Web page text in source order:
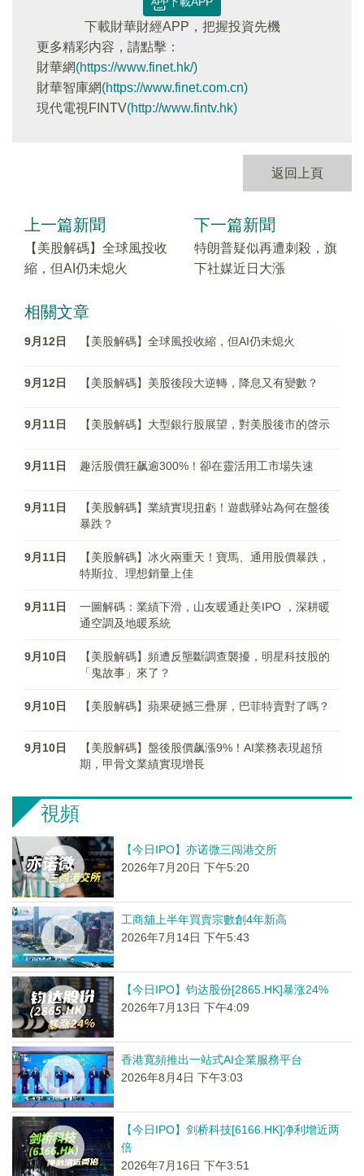
下載財華財經APP，把握投資先機
更多精彩内容，請點擊：
財華網(https://www.finet.hk/)
財華智庫網(https://www.finet.com.cn)
現代電視FINTV(http://www.fintv.hk)
返回上頁
上一篇新聞
【美股解碼】全球風投收
縮，但AI仍未熄火
下一篇新聞
特朗普疑似再遭刺殺，旗
下社媒近日大漲
相關文章
9月12日 【美股解碼】全球風投收縮，但AI仍未熄火
9月12日 【美股解碼】美股後段大逆轉，降息又有變數？
9月11日 【美股解碼】大型銀行股展望，對美股後市的啓示
9月11日 趣活股價狂飙逾300%！卻在靈活用工市場失速
9月11日
【美股解碼】業績實現扭虧！遊戲驿站為何在盤後
暴跌？
9月11日
【美股解碼】冰火兩重天！寶馬、通用股價暴跌，
特斯拉、理想銷量上佳
9月11日
一圖解碼：業績下滑，山友暖通赴美IPO ，深耕暖
通空調及地暖系統
9月10日
【美股解碼】頻遭反壟斷調查襲擾，明星科技股的
「鬼故事」來了？
9月10日 【美股解碼】蘋果硬撼三疊屏，巴菲特賣對了嗎？
9月10日
【美股解碼】盤後股價飙漲9%！AI業務表現超預
期，甲骨文業績實現增長
視頻
【今日IPO】亦诺微三闯港交所
2026年7月20日 下午5:20
工商舖上半年買賣宗數創4年新高
2026年7月14日 下午5:43
【今日IPO】钧达股份[2865.HK]暴涨24%
2026年7月13日 下午4:09
香港寬頻推出一站式AI企業服務平台
2026年8月4日 下午3:03
【今日IPO】剑桥科技[6166.HK]净利增近两
倍
2026年7月16日 下午3:51